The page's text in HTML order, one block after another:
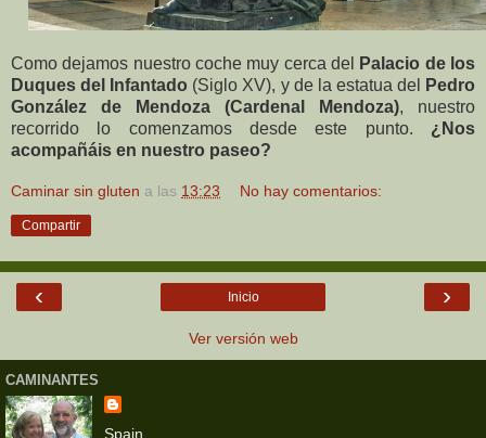
Como dejamos nuestro coche muy cerca del
Palacio de los
Duques del Infantado (Siglo XV), y de la estatua del
Pedro
González de Mendoza (Cardenal Mendoza), nuestro
recorrido lo comenzamos desde este punto. ¿Nos
acompañáis en nuestro paseo?
Caminar sin gluten a las 13:23 No hay comentarios:
Compartir
‹ ›
Inicio
Ver versión web
CAMINANTES
Spain